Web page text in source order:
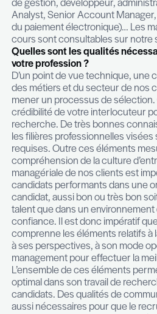
succès de nos clients. En
étayons notre analyse
comportementale selon la
d’affiner au mieux les
étant décisifs dans le
conseiller nos clients de
A titre d’exemple, nous
mandats de recrutement
que : CEO (secteur des
IT de 200 personnes),
d’avocat, industrie
senior, responsable
Operations Manager,
commercial, Manager
de gestion, développeur,
Analyst, Senior Account
du paiement
cours sont consultables
Quelles sont les qualités
votre profession ?